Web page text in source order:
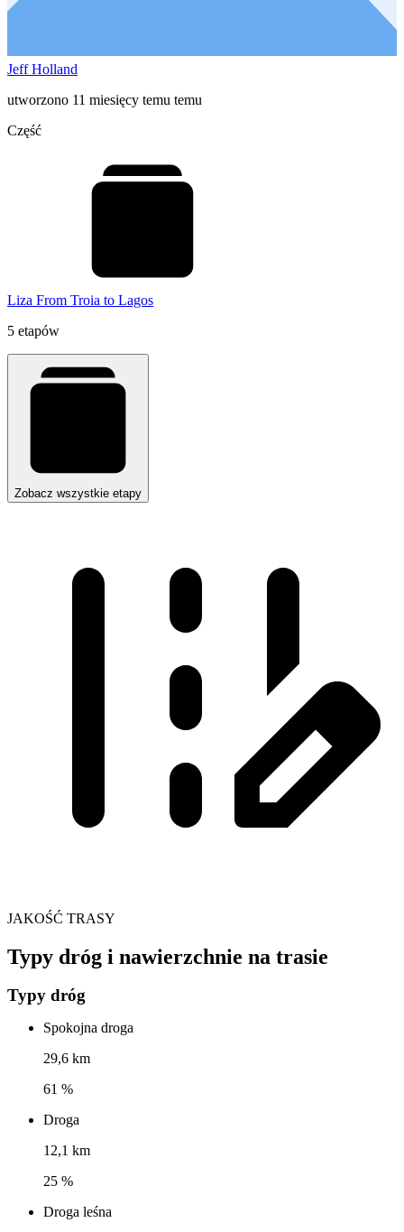
Jeff Holland
utworzono 11 miesięcy temu temu
Część
Liza From Troia to Lagos
5 etapów
Zobacz wszystkie etapy
JAKOŚĆ TRASY
Typy dróg i nawierzchnie na trasie
Typy dróg
Spokojna droga
29,6 km
61 %
Droga
12,1 km
25 %
Droga leśna